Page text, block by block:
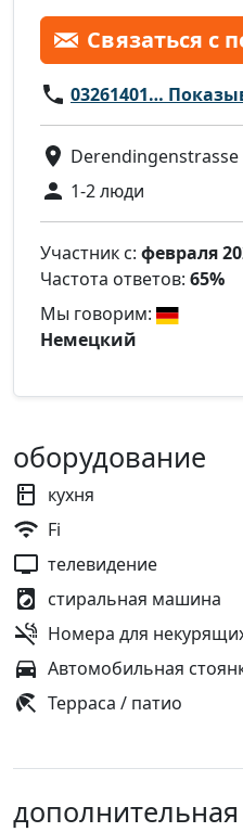
Связаться с
03261401…
Derendingenstrasse
1-2 люди
Участник с: февраля
Частота ответов: 65%
Мы говорим:
Немецкий
оборудование
кухня
Fi
телевидение
стиральная машина
Номера для
Автомобильная
Терраса / патио